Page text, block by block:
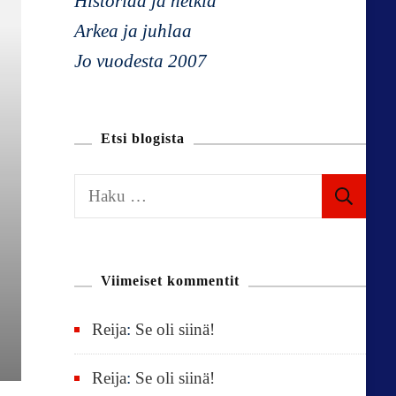
Arkea ja juhlaa
Jo vuodesta 2007
Etsi blogista
a
Viimeiset kommentit
Reija: Se oli siinä!
Reija: Se oli siinä!